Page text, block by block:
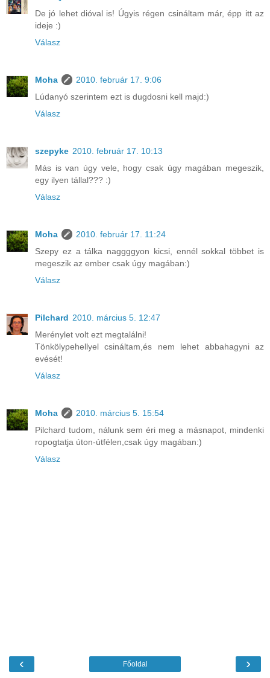
De jó lehet dióval is! Úgyis régen csináltam már, épp itt az
ideje :)
Válasz
Moha
2010. február 17. 9:06
Lúdanyó szerintem ezt is dugdosni kell majd:)
Válasz
szepyke 2010. február 17. 10:13
Más is van úgy vele, hogy csak úgy magában megeszik,
egy ilyen tállal??? :)
Válasz
Moha
2010. február 17. 11:24
Szepy ez a tálka naggggyon kicsi, ennél sokkal többet is
megeszik az ember csak úgy magában:)
Válasz
Pilchard 2010. március 5. 12:47
Merénylet volt ezt megtalálni!
Tönkölypehellyel csináltam,és nem lehet abbahagyni az
evését!
Válasz
Moha
2010. március 5. 15:54
Pilchard tudom, nálunk sem éri meg a másnapot, mindenki
ropogtatja úton-útfélen,csak úgy magában:)
Válasz
‹ ›
Főoldal